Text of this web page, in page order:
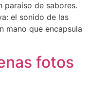
paraíso de sabores.
el sonido de las
mano que encapsula
fotos